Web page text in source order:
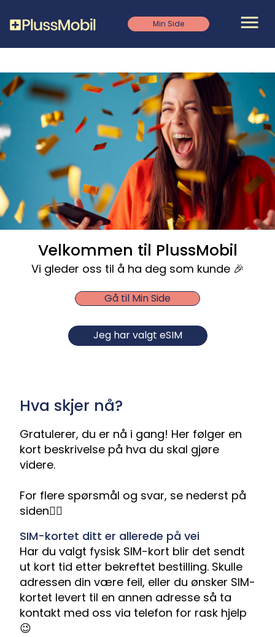
to
main
content
Min Side
Velkommen til PlussMobil
Vi gleder oss til å ha deg som kunde 🎉
Gå til Min Side
Jeg har valgt eSIM
Hva skjer nå?
Gratulerer, du er nå i gang! Her følger en
kort beskrivelse på hva du skal gjøre
videre.
For flere spørsmål og svar, se nederst på
siden👇🏼
SIM-kortet ditt er allerede på vei
Har du valgt fysisk SIM-kort blir det sendt
ut kort tid etter bekreftet bestilling. Skulle
adressen din være feil, eller du ønsker SIM-
kortet levert til en annen adresse så ta
kontakt med oss via telefon for rask hjelp
😉